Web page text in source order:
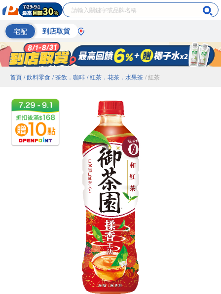
宅配 到店取貨
首頁 / 飲料零食 / 茶飲．咖啡 / 紅茶．花茶．水果茶 / 紅茶